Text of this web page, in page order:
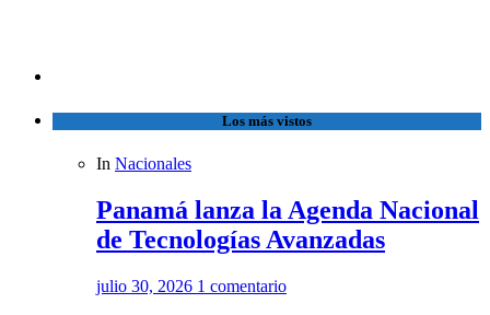
Los más vistos
In Nacionales
Panamá lanza la Agenda Nacional
de Tecnologías Avanzadas
julio 30, 2026 1 comentario